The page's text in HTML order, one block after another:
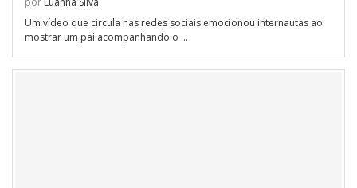
Um vídeo que circula nas redes sociais emocionou internautas ao
mostrar um pai acompanhando o …